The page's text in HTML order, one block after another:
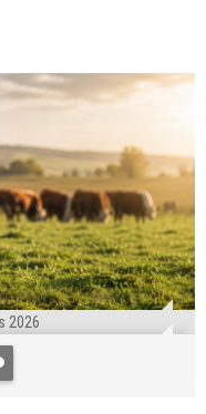
2026